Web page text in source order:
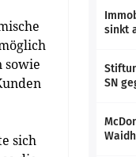
sowie
sich
sinkt
SN